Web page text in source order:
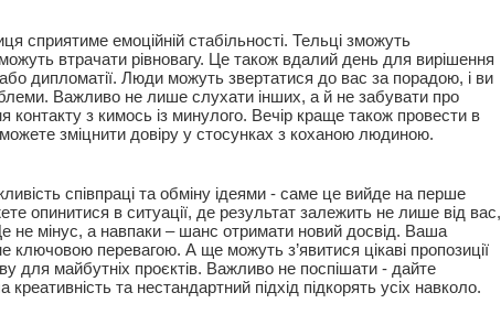
сприятиме емоційній стабільності. Тельці зможуть
втрачати рівновагу. Це також вдалий день для вирішення
або дипломатії. Люди можуть звертатися до вас за порадою, і ви
Важливо не лише слухати інших, а й не забувати про
контакту з кимось із минулого. Вечір краще також провести в
зміцнити довіру у стосунках з коханою людиною.
співпраці та обміну ідеями - саме це вийде на перше
опинитися в ситуації, де результат залежить не лише від вас,
не мінус, а навпаки – шанс отримати новий досвід. Ваша
ключовою перевагою. А ще можуть з’явитися цікаві пропозиції
для майбутніх проєктів. Важливо не поспішати - дайте
та нестандартний підхід підкорять усіх навколо.